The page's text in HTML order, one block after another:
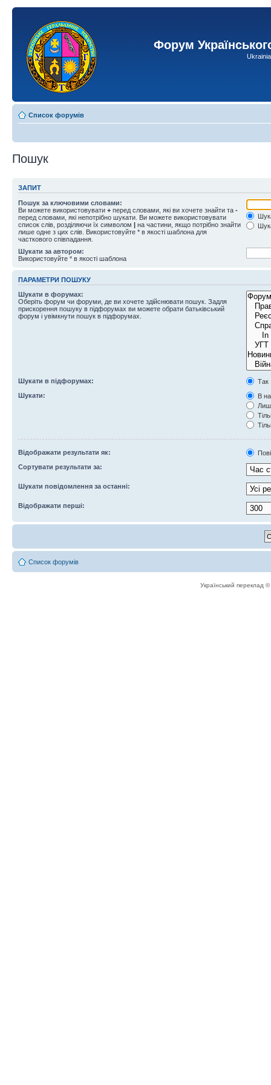
Форум
Список форумів
Пошук
ЗАПИТ
Пошук за ключовими словами:
Ви можете використовувати + перед словами, які ви хочете знайти та -
перед словами, які непотрібно шукати. Ви можете використовувати
список слів, розділяючи їх символом | на частини, якщо потрібно знайти
лише одне з цих слів. Використовуйте * в якості шаблона для
часткового співпадання.
Шукати за автором:
Використовуйте * в якості шаблона
ПАРАМЕТРИ ПОШУКУ
Шукати в форумах:
Оберіть форум чи форуми, де ви хочете здійснювати пошук. Задля
прискорення пошуку в підфорумах ви можете обрати батьківський
форум і увімкнути пошук в підфорумах.
Шукати в підфорумах:
Так
Шукати:
В
Відображати результати як:
Сортувати результати за:
Шукати повідомлення за останні:
Відображати перші:
Список форумів
Український переклад